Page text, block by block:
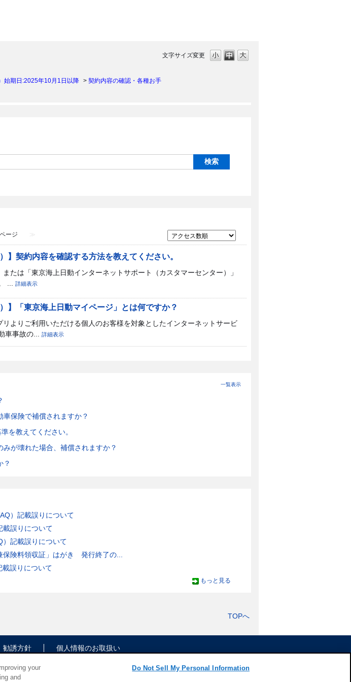
文字サイズ変更
始期日:2025年10月1日以降 > 契約内容の確認・各種お手
ージ ≫
】契約内容を確認する方法を教えてください。
たは「東京海上日動インターネットサポート（カスタマーセンター）」
...
詳細表示
】「東京海上日動マイページ」とは何ですか？
よりご利用いただける個人のお客様を対象としたインターネットサービ
車事故の...
詳細表示
一覧表示
車保険で補償されますか？
を教えてください。
みが壊れた場合、補償されますか？
？
）記載誤りについて
載誤りについて
）記載誤りについて
保険料領収証」はがき 発行終了の...
載誤りについて
もっと見る
TOPへ
勧誘方針 個人情報のお取扱い
your
and
Do Not Sell My Personal Information